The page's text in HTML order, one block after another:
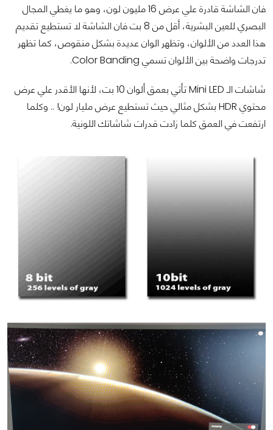
فان الشاشة قادرة علي عرض 16 مليون لون، وهو ما يغطي المجال
البصري للعين البشرية، أقل من 8 بت فان الشاشة لا تستطيع تقديم
هذا العدد من الألوان، وتظهر الوان عديدة بشكل منقوص، كما تظهر
تدرجات واضحة بين الألوان تسمي Color Banding.
شاشات الـ Mini LED تأتي بعمق ألوان 10 بت، لأنها الأقدر علي عرض
محتوي HDR بشكل مثالي حيث تستطيع عرض مليار لون! .. وكلما
ارتفعت في العمق كلما زادت قدرات شاشاتك اللونية.